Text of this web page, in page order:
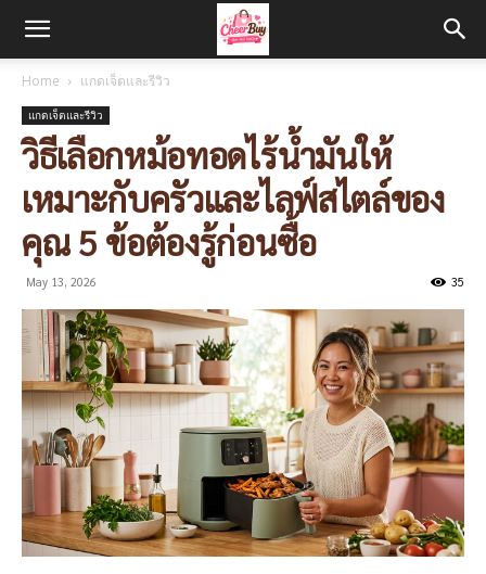
Home แกดเจ็ตและรีวิว
แกดเจ็ตและรีวิว
วิธีเลือกหม้อทอดไร้น้ำมันให้
เหมาะกับครัวและไลฟ์สไตล์ของ
คุณ 5 ข้อต้องรู้ก่อนซื้อ
May 13, 2026 35